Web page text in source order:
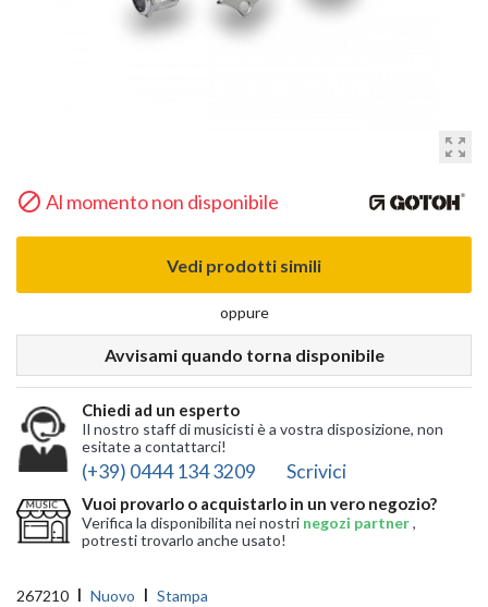
zoom_out_map
 Al momento non disponibile
Vedi prodotti simili
oppure
Avvisami quando torna disponibile
Chiedi ad un esperto
Il nostro staff di musicisti è a vostra disposizione, non
esitate a contattarci!
(+39) 0444 134 3209 Scrivici
Vuoi provarlo o acquistarlo in un vero negozio?
Verifica la disponibilita nei nostri negozi partner,
potresti trovarlo anche usato!
267210 Nuovo Stampa